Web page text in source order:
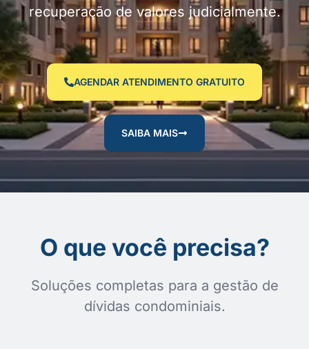
recuperação de valores judicialmente.
AGENDAR ATENDIMENTO GRATUITO
SAIBA MAIS
O que você precisa?
Soluções completas para a gestão de
dívidas condominiais.